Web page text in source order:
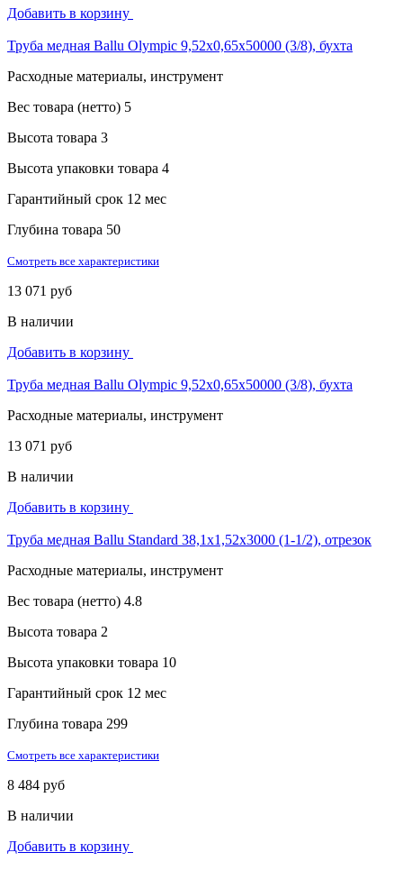
Добавить в корзину
Труба медная Ballu Olympic 9,52х0,65х50000 (3/8), бухта
Расходные материалы, инструмент
Вес товара (нетто) 5
Высота товара 3
Высота упаковки товара 4
Гарантийный срок 12 мес
Глубина товара 50
Смотреть все характеристики
13 071 руб
В наличии
Добавить в корзину
Труба медная Ballu Olympic 9,52х0,65х50000 (3/8), бухта
Расходные материалы, инструмент
13 071 руб
В наличии
Добавить в корзину
Труба медная Ballu Standard 38,1х1,52х3000 (1-1/2), отрезок
Расходные материалы, инструмент
Вес товара (нетто) 4.8
Высота товара 2
Высота упаковки товара 10
Гарантийный срок 12 мес
Глубина товара 299
Смотреть все характеристики
8 484 руб
В наличии
Добавить в корзину